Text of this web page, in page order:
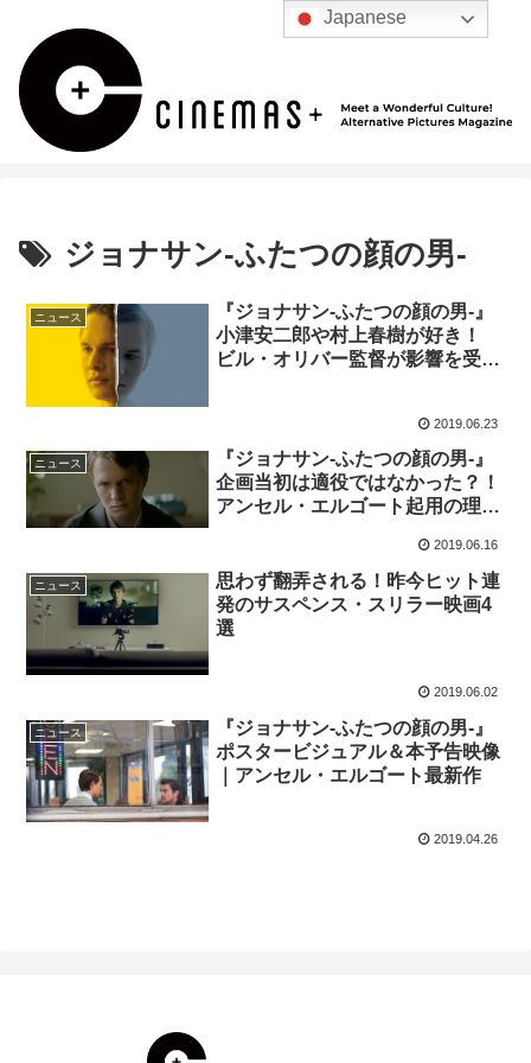
ジョナサン-ふたつの顔の男-
ニュース
『ジョナサン-ふたつの顔の男-』
小津安二郎や村上春樹が好き！
ビル・オリバー監督が影響を受け
2019.06.23
ニュース
『ジョナサン-ふたつの顔の男-』
企画当初は適役ではなかった？！
アンセル・エルゴート起用の理由
2019.06.16
ニュース
思わず翻弄される！昨今ヒット連
発のサスペンス・スリラー映画4
選
2019.06.02
ニュース
『ジョナサン-ふたつの顔の男-』
ポスタービジュアル＆本予告映像
｜アンセル・エルゴート最新作
2019.04.26
Japanese